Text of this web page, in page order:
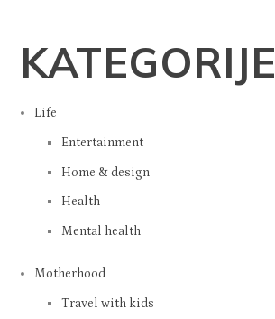
KATEGORIJE
Life
Entertainment
Home & design
Health
Mental health
Motherhood
Travel with kids